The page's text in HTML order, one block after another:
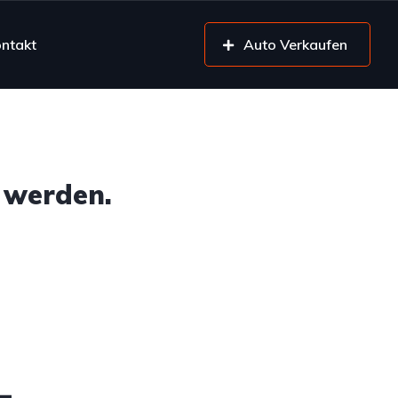
Auto Verkaufen